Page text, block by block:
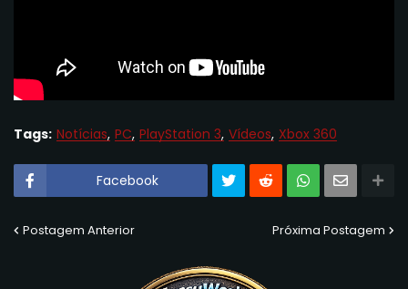
Tags: Notícias PC PlayStation 3 Vídeos Xbox 360
Facebook
Postagem Anterior Próxima Postagem